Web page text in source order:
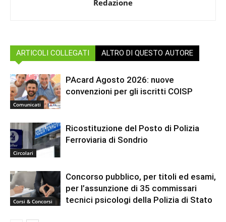
Redazione
ARTICOLI COLLEGATI ALTRO DI QUESTO AUTORE
Comunicati
PAcard Agosto 2026: nuove
convenzioni per gli iscritti COISP
Circolari
Ricostituzione del Posto di Polizia
Ferroviaria di Sondrio
Corsi & Concorsi
Concorso pubblico, per titoli ed esami,
per l’assunzione di 35 commissari
tecnici psicologi della Polizia di Stato